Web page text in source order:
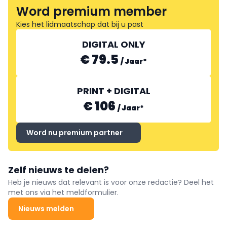
Word premium member
Kies het lidmaatschap dat bij u past
DIGITAL ONLY
€ 79.5 /Jaar*
PRINT + DIGITAL
€ 106 /Jaar*
Word nu premium partner
Zelf nieuws te delen?
Heb je nieuws dat relevant is voor onze redactie? Deel het
met ons via het meldformulier.
Nieuws melden